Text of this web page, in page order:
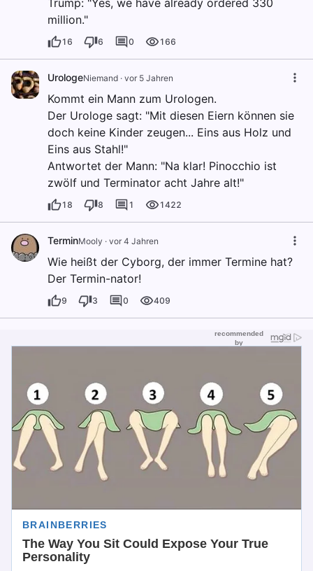
Trump: "Yes, we have already ordered 330
million."
16 6 0 166
UrologeNiemand · vor 5 Jahren
Kommt ein Mann zum Urologen.
Der Urologe sagt: "Mit diesen Eiern können sie
doch keine Kinder zeugen... Eins aus Holz und
Eins aus Stahl!"
Antwortet der Mann: "Na klar! Pinocchio ist
zwölf und Terminator acht Jahre alt!"
18 8 1 1422
TerminMooly · vor 4 Jahren
Wie heißt der Cyborg, der immer Termine hat?
Der Termin-nator!
9 3 0 409